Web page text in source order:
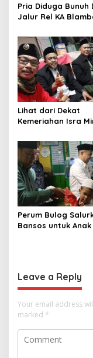
Pria Diduga Bunuh
Jalur Rel KA
Hingga Kaki
Lihat dari Dekat
Kemeriahan Isra
Santunan Anak
Rt001/Rw012
Jakbar
Perum Bulog
Bansos untuk
Leave a Reply
Your email address
marked *